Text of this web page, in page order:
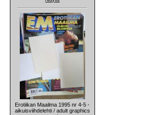
Erotiikan Maailma 1995 nr 4-5 -
aikuisviihdelehti / adult graphics